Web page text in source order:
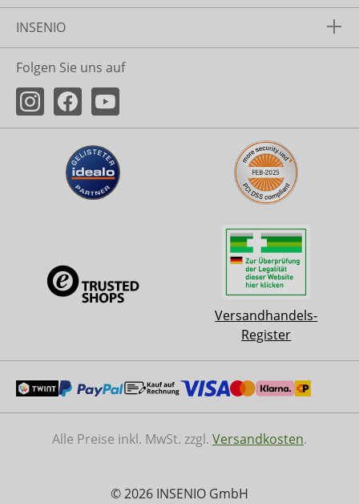
INSENIO
Folgen Sie uns auf
Versandhandels-
Register
Alle Preise inkl. MwSt. zzgl. Versandkosten.
© 2026 INSENIO GmbH